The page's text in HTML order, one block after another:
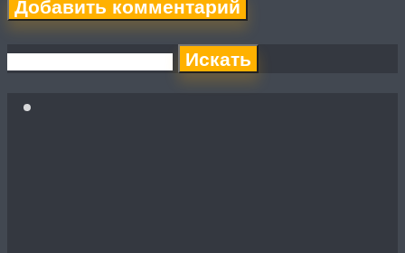
Искать